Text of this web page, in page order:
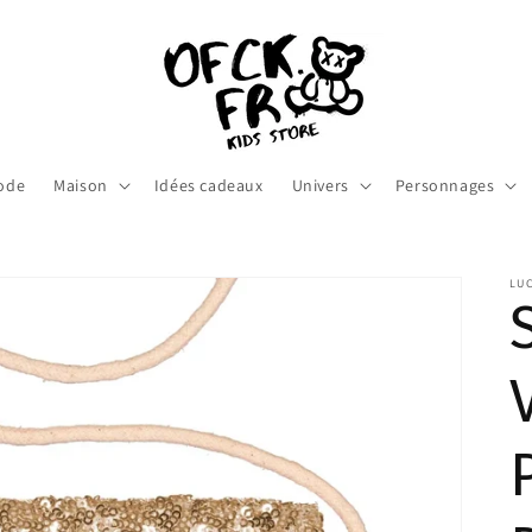
Maison Idées cadeaux Univers Personnages